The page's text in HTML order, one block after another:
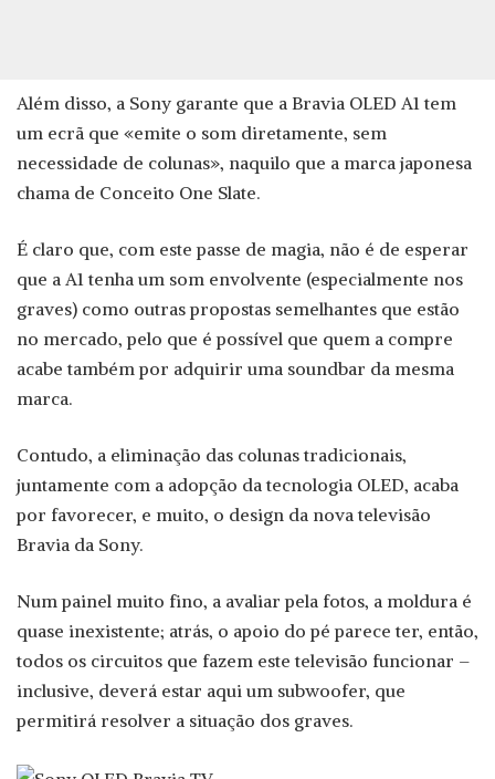
Além disso, a Sony garante que a Bravia OLED A1 tem
um ecrã que «emite o som diretamente, sem
necessidade de colunas», naquilo que a marca japonesa
chama de Conceito One Slate.
É claro que, com este passe de magia, não é de esperar
que a A1 tenha um som envolvente (especialmente nos
graves) como outras propostas semelhantes que estão
no mercado, pelo que é possível que quem a compre
acabe também por adquirir uma soundbar da mesma
marca.
Contudo, a eliminação das colunas tradicionais,
juntamente com a adopção da tecnologia OLED, acaba
por favorecer, e muito, o design da nova televisão
Bravia da Sony.
Num painel muito fino, a avaliar pela fotos, a moldura é
quase inexistente; atrás, o apoio do pé parece ter, então,
todos os circuitos que fazem este televisão funcionar –
inclusive, deverá estar aqui um subwoofer, que
permitirá resolver a situação dos graves.